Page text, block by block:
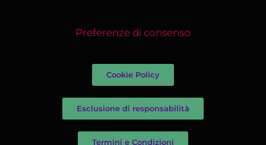
Preferenze di consenso
Cookie Policy
Esclusione di responsabilità
Termini e Condizioni